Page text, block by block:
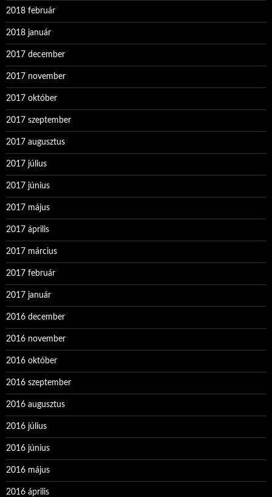
2018 február
2018 január
2017 december
2017 november
2017 október
2017 szeptember
2017 augusztus
2017 július
2017 június
2017 május
2017 április
2017 március
2017 február
2017 január
2016 december
2016 november
2016 október
2016 szeptember
2016 augusztus
2016 július
2016 június
2016 május
2016 április